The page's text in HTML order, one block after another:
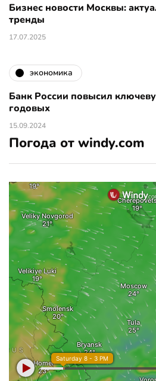
Бизнес новости Москвы:
тренды
17.07.2025
экономика
Банк России повысил
годовых
15.09.2024
Погода от windy.com